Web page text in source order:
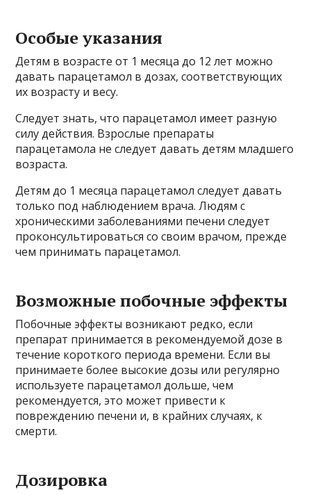
Особые указания
Детям в возрасте от 1 месяца до 12 лет можно
давать парацетамол в дозах, соответствующих
их возрасту и весу.
Следует знать, что парацетамол имеет разную
силу действия. Взрослые препараты
парацетамола не следует давать детям младшего
возраста.
Детям до 1 месяца парацетамол следует давать
только под наблюдением врача. Людям с
хроническими заболеваниями печени следует
проконсультироваться со своим врачом, прежде
чем принимать парацетамол.
Возможные побочные эффекты
Побочные эффекты возникают редко, если
препарат принимается в рекомендуемой дозе в
течение короткого периода времени. Если вы
принимаете более высокие дозы или регулярно
используете парацетамол дольше, чем
рекомендуется, это может привести к
повреждению печени и, в крайних случаях, к
смерти.
Дозировка